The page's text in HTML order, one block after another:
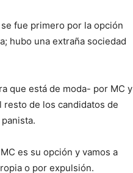
fue primero por la opción
hubo una extraña sociedad
que está de moda- por MC y
resto de los candidatos de
es su opción y vamos a
o por expulsión.